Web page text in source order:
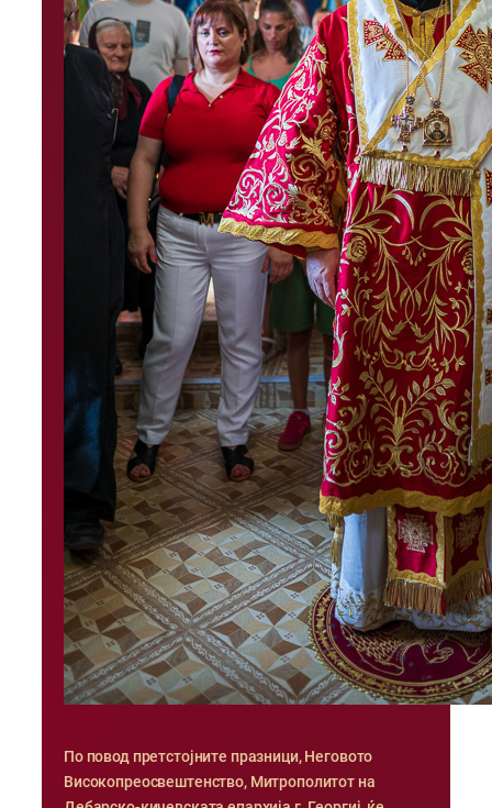
По повод претстојните празници, Неговото
Високопреосвештенство, Митрополитот на